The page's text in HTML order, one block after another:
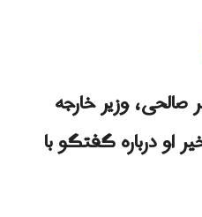
صالحی، وزیر خارجه
او درباره گفتگو با